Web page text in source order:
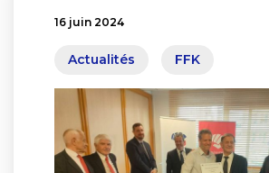
16 juin 2024
Actualités FFK